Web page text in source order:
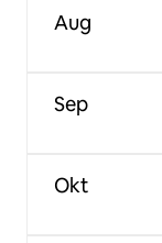
Aug
Sep
Okt